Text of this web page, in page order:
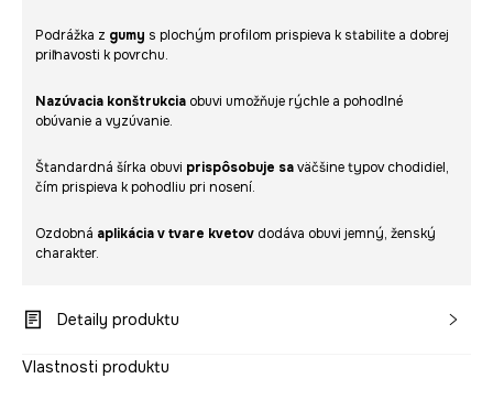
Podrážka z gumy s plochým profilom prispieva k stabilite a dobrej
priľnavosti k povrchu.
Nazúvacia konštrukcia obuvi umožňuje rýchle a pohodlné
obúvanie a vyzúvanie.
Štandardná šírka obuvi prispôsobuje saväčšine typov chodidiel,
čím prispieva k pohodliu pri nosení.
Ozdobná aplikácia v tvare kvetov dodáva obuvi jemný, ženský
charakter.
Detaily produktu
Vlastnosti produktu